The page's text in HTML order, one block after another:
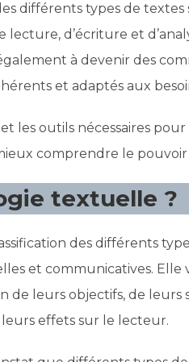
différents types de
d’écriture et
à devenir des
et adaptés aux
les outils nécessaires
comprendre le
textuelle ?
des différents
et communicatives. Elle
de leurs objectifs, de
effets sur le lecteur.